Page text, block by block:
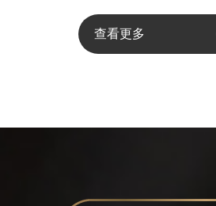
求/交期5個工作天
查看更多